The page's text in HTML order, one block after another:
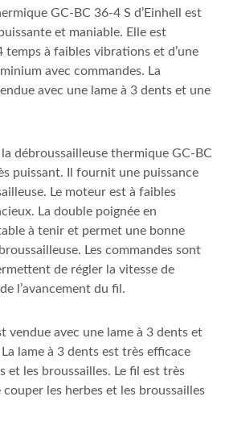
GC-BC 36-4 S d’Einhell est
et maniable. Elle est
temps à faibles vibrations et d’une
avec commandes. La
avec une lame à 3 dents et une
débroussailleuse thermique GC-BC
puissant. Il fournit une puissance
Le moteur est à faibles
La double poignée en
à tenir et permet une bonne
Les commandes sont
de régler la vitesse de
l’avancement du fil.
vendue avec une lame à 3 dents et
lame à 3 dents est très efficace
et les broussailles. Le fil est très
les herbes et les broussailles